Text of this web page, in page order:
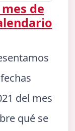
de
del mes
qué se